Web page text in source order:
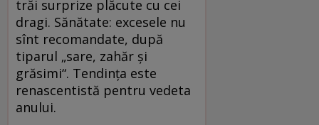
trăi surprize plăcute cu cei
dragi. Sănătate: excesele nu
sînt recomandate, după
tiparul „sare, zahăr şi
grăsimi“. Tendinţa este
renascentistă pentru vedeta
anului.